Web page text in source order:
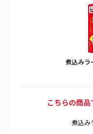
煮込み
こちらの商品
煮込み